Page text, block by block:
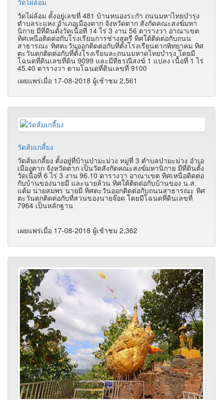
วัดไผ่ล้อม ตั้งอยู่เลขที่ 481 บ้านหนองระกำ ถนนมหาไทยบำรุง
ตำบลระแหง อำเภอเมืองตาก จังหวัดตาก สังกัดคณะสงฆ์มหา
นิกาย มีที่ดินตั้งวัดเนื้อที่ 14 ไร่ 3 งาน 56 ตารางวา อาณาเขต
ทิศเหนือติดต่อกับโรงเรียนการช่างสตรี ทิศใต้ติดต่อกับถนน
สาธารณะ ทิศตะวันออกติดต่อกับที่ตั้งโรงเรียนตากพิทยาคม ทิศ
ตะวันตกติดต่อกับที่ตั้งโรงเรียนละถนนมหาดไทยบำรุง โดยมี
โฉนดที่ดินเลขที่ดิน 9099 และมีที่ธรณีสงฆ์ 1 แปลง เนื้อที่ 1 ไร่
45.40 ตารางวา ตามโฉนดที่ดินเลขที่ 9100
เผยแพร่เมื่อ 17-08-2018 ผู้เช้าชม 2,561
วัดส้มเกลี้ยง
วัดส้มเกลี้ยง ตั้งอยู่ที่บ้านป่ามะม่วง หมู่ที่ 3 ตำบลป่ามะม่วง อำเอ
เมืองตาก จังหวัดตาก เป็นวัดสังกัดคณะสงฆ์มหานิกาย มีที่ดินตั้ง
วัดเนื้อที่ 6 ไร่ 3 งาน 96.10 ตารางวา อาณาเขต ทิศเหนือติดต่อ
กับบ้านของนายมี และนายล้วน ทิศใต้ติดต่อกับบ้านของ น.ส.
แต้ม นายสมพร นายมี ทิศตะวันออกติดต่อกับถนนสาธารณะ ทิศ
ตะวันตกติดต่อกับที่สวนของนายจ๊อด โดยมีโฉนดที่ดินเลขที่
7964 เป็นหลักฐาน
เผยแพร่เมื่อ 17-08-2018 ผู้เช้าชม 2,362